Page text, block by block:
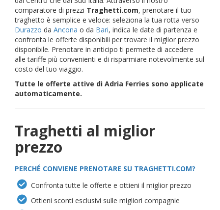
comparatore di prezzi Traghetti.com, prenotare il tuo
traghetto è semplice e veloce: seleziona la tua rotta verso
Durazzo da Ancona o da Bari, indica le date di partenza e
confronta le offerte disponibili per trovare il miglior prezzo
disponibile. Prenotare in anticipo ti permette di accedere
alle tariffe più convenienti e di risparmiare notevolmente sul
costo del tuo viaggio.
Tutte le offerte attive di Adria Ferries sono applicate
automaticamente.
Traghetti al miglior
prezzo
PERCHÉ CONVIENE PRENOTARE SU TRAGHETTI.COM?
Confronta tutte le offerte e ottieni il miglior prezzo
Ottieni sconti esclusivi sulle migliori compagnie